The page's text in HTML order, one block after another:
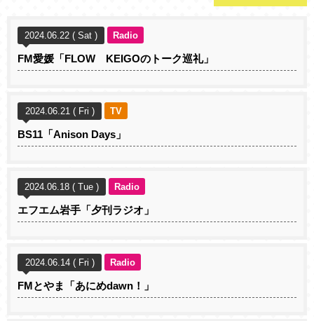
2024.06.22 ( Sat ) Radio
FM愛媛「FLOW KEIGOのトーク巡礼」
2024.06.21 ( Fri ) TV
BS11「Anison Days」
2024.06.18 ( Tue ) Radio
エフエム岩手「夕刊ラジオ」
2024.06.14 ( Fri ) Radio
FMとやま「あにめdawn！」